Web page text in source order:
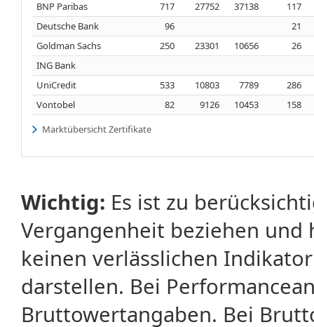
BNP Paribas
717 27752 37138
117
Deutsche Bank
96
21
Goldman Sachs
250 23301 10656
26
ING Bank
UniCredit
533 10803 7789
286
Vontobel
82 9126 10453
158
Marktübersicht Zertifikate
Wichtig: Es ist zu
Vergangenheit beziehen
keinen verlässlichen
darstellen. Bei
Bruttowertangaben. Bei